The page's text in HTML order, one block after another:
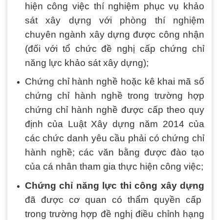
hiện công việc thí nghiệm phục vụ khảo
sát xây dựng với phòng thí nghiệm
chuyên ngành xây dựng được công nhận
(đối với tổ chức đề nghị cấp chứng chỉ
năng lực khảo sát xây dựng);
Chứng chỉ hành nghề hoặc kê khai mã số
chứng chỉ hành nghề trong trường hợp
chứng chỉ hành nghề được cấp theo quy
định của Luật Xây dựng năm 2014 của
các chức danh yêu cầu phải có chứng chỉ
hành nghề; các văn bằng được đào tạo
của cá nhân tham gia thực hiện công việc;
Chứng chỉ năng lực thi công xây dựng
đã được cơ quan có thẩm quyền cấp
trong trường hợp đề nghị điều chỉnh hạng